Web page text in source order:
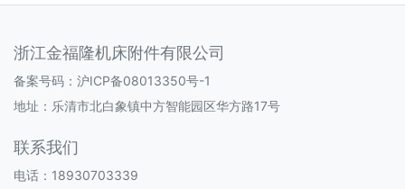
浙江金福隆机床附件有限公司
备案号码： 沪ICP备08013350号-1
地址：乐清市北白象镇中方智能园区华方路17号
联系我们
电话：18930703339